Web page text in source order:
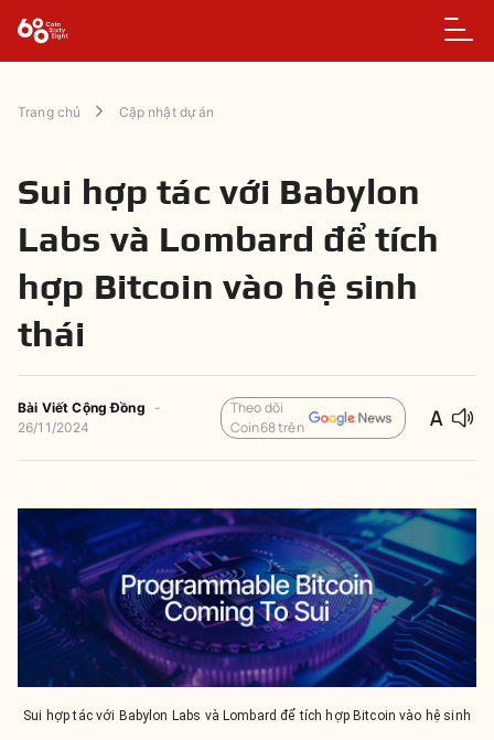
Trang chủ Cập nhật dự án
Sui hợp tác với Babylon
Labs và Lombard để tích
hợp Bitcoin vào hệ sinh
thái
Bài Viết Cộng Đồng
-
26/11/2024
Theo dõi
Coin68 trên
Sui hợp tác với Babylon Labs và Lombard để tích hợp Bitcoin vào hệ sinh